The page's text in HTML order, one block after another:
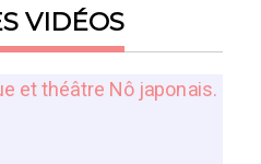
VIDÉOS